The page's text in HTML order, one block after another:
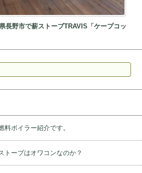
長野市で薪ストーブTRAVIS「ケープコッ
ボイラー紹介です。
トーブはオワコンなのか？